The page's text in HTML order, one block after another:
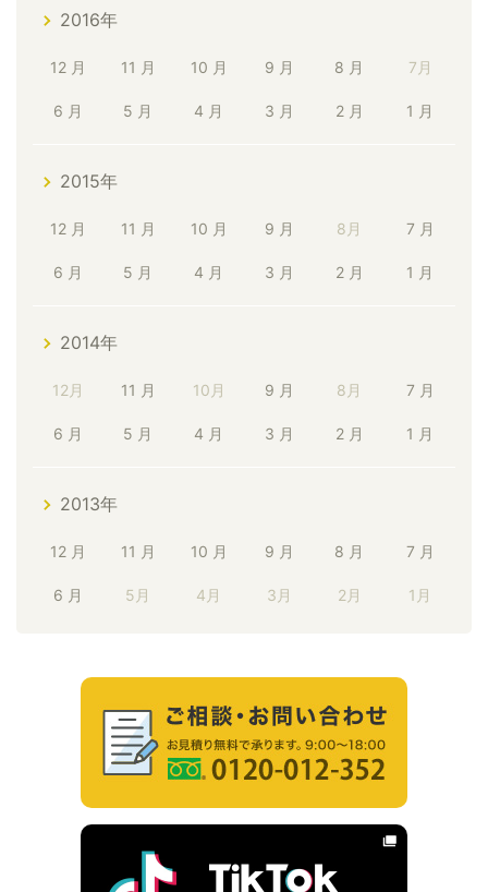
2016年
12 月 11 月 10 月 9 月 8 月 7月
6 月 5 月 4 月 3 月 2 月 1 月
2015年
12 月 11 月 10 月 9 月 8月 7 月
6 月 5 月 4 月 3 月 2 月 1 月
2014年
12月 11 月 10月 9 月 8月 7 月
6 月 5 月 4 月 3 月 2 月 1 月
2013年
12 月 11 月 10 月 9 月 8 月 7 月
6 月 5月 4月 3月 2月 1月